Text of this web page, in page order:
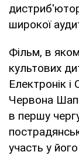
широкої
Фільм, в
культових
Електронік
Червона
в першу
участь у